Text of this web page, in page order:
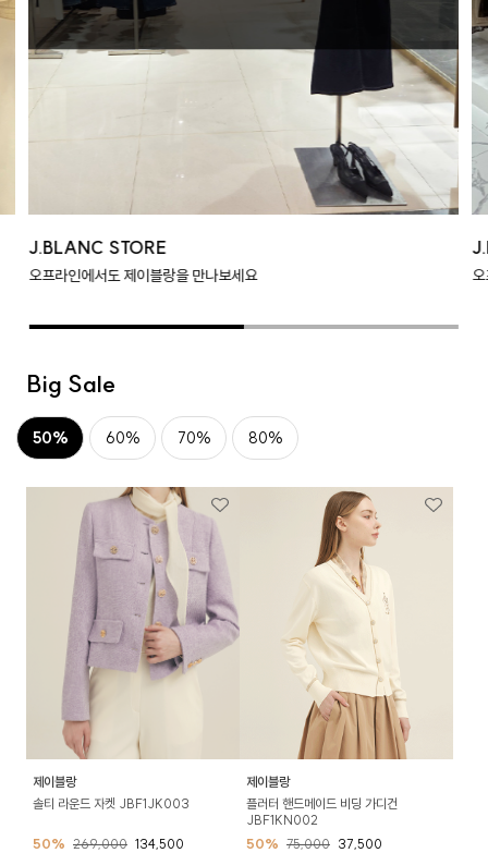
J.BLANC STORE
오프라인에서도 제이블랑을 만나보세요
Big Sale
50% 60% 70% 80%
제이블랑
솔티 라운드 자켓 JBF1JK003
50% 269,000 134,500
제이블랑
플러터 핸드메이드 비딩 가디건
JBF1KN002
50% 75,000 37,500